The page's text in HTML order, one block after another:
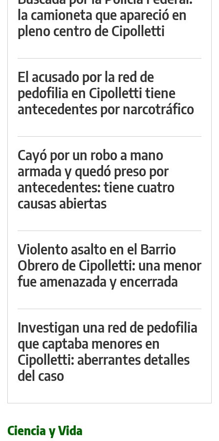
la camioneta que apareció en
pleno centro de Cipolletti
El acusado por la red de
pedofilia en Cipolletti tiene
antecedentes por narcotráfico
Cayó por un robo a mano
armada y quedó preso por
antecedentes: tiene cuatro
causas abiertas
Violento asalto en el Barrio
Obrero de Cipolletti: una menor
fue amenazada y encerrada
Investigan una red de pedofilia
que captaba menores en
Cipolletti: aberrantes detalles
del caso
Ciencia y Vida